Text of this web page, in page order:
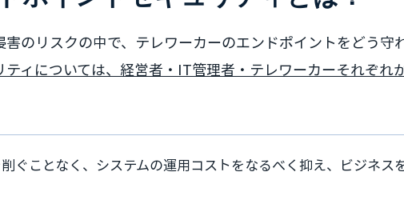
のリスクの中で、テレワーカーのエンドポイントをどう守
ィについては、経営者・IT管理者・テレワーカーそれぞれ
ぐことなく、システムの運用コストをなるべく抑え、ビジネス